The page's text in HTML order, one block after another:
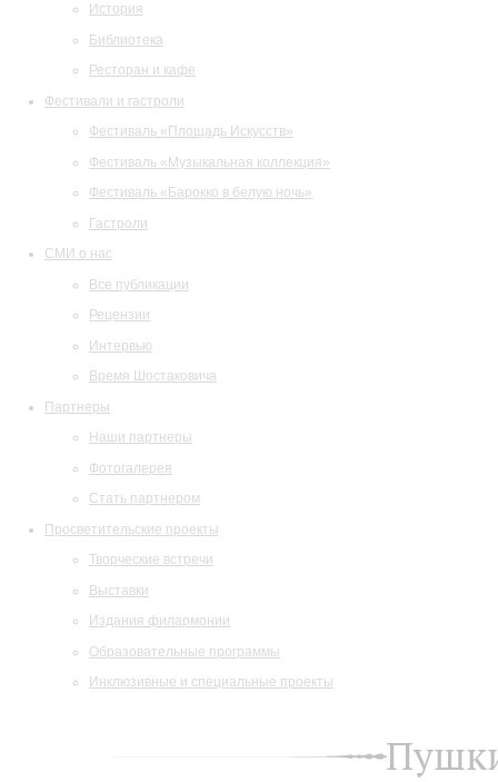
История
Библиотека
Ресторан и кафе
Фестивали и гастроли
Фестиваль «Площадь Искусств»
Фестиваль «Музыкальная коллекция»
Фестиваль «Барокко в белую ночь»
Гастроли
СМИ о нас
Все публикации
Рецензии
Интервью
Время Шостаковича
Партнеры
Наши партнеры
Фотогалерея
Стать партнером
Просветительские проекты
Творческие встречи
Выставки
Издания филармонии
Образовательные программы
Инклюзивные и специальные проекты